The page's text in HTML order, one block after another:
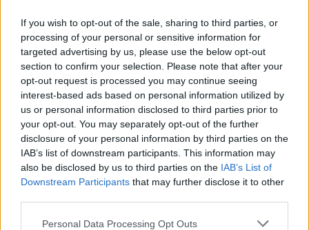
If you wish to opt-out of the sale, sharing to third parties, or
processing of your personal or sensitive information for
targeted advertising by us, please use the below opt-out
section to confirm your selection. Please note that after your
opt-out request is processed you may continue seeing
interest-based ads based on personal information utilized by
us or personal information disclosed to third parties prior to
your opt-out. You may separately opt-out of the further
disclosure of your personal information by third parties on the
IAB’s list of downstream participants. This information may
also be disclosed by us to third parties on the IAB’s List of
Downstream Participants that may further disclose it to other
Personal Data Processing Opt Outs
Komentáře
TAGY Fototage Galerie Františka Drtikola
Goethe-Institut Praha
UMPRUM